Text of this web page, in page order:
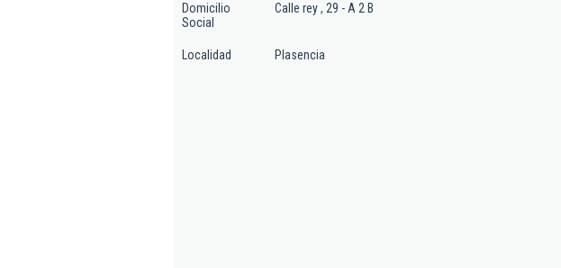
Domicilio
Social
Calle rey , 29 - A 2 B
Localidad Plasencia